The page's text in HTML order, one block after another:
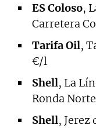
ES Coloso,
Carretera
Tarifa Oil,
€/l
Shell, La
Ronda
Shell, Jerez